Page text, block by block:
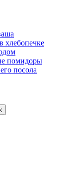
хлебопечке
помидоры
посола